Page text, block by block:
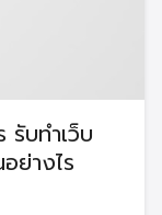
บทำเว็บ
ย่างไร